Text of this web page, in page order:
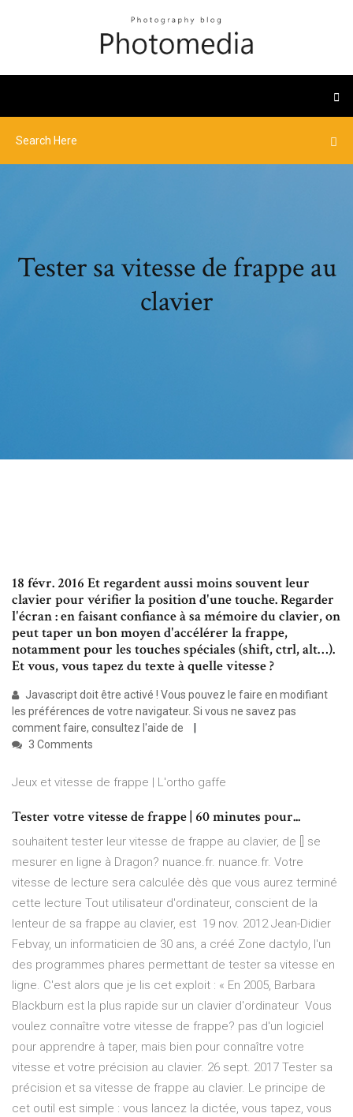
Tester sa vitesse de frappe au
clavier
18 févr. 2016 Et regardent aussi moins souvent leur
clavier pour vérifier la position d'une touche. Regarder
l'écran : en faisant confiance à sa mémoire du clavier, on
peut taper un bon moyen d'accélérer la frappe,
notamment pour les touches spéciales (shift, ctrl, alt…).
Et vous, vous tapez du texte à quelle vitesse ?
Javascript doit être activé ! Vous pouvez le faire en modifiant
les préférences de votre navigateur. Si vous ne savez pas
comment faire, consultez l'aide de
3 Comments
Jeux et vitesse de frappe | L'ortho gaffe
Tester votre vitesse de frappe | 60 minutes pour...
souhaitent tester leur vitesse de frappe au clavier, de [] se
mesurer en ligne à Dragon? nuance.fr. nuance.fr. Votre
vitesse de lecture sera calculée dès que vous aurez terminé
cette lecture Tout utilisateur d'ordinateur, conscient de la
lenteur de sa frappe au clavier, est 19 nov. 2012 Jean-Didier
Febvay, un informaticien de 30 ans, a créé Zone dactylo, l'un
des programmes phares permettant de tester sa vitesse en
ligne. C'est alors que je lis cet exploit : « En 2005, Barbara
Blackburn est la plus rapide sur un clavier d'ordinateur Vous
voulez connaître votre vitesse de frappe? pas d'un logiciel
pour apprendre à taper, mais bien pour connaître votre
vitesse et votre précision au clavier. 26 sept. 2017 Tester sa
précision et sa vitesse de frappe au clavier. Le principe de
cet outil est simple : vous lancez la dictée, vous tapez, vous